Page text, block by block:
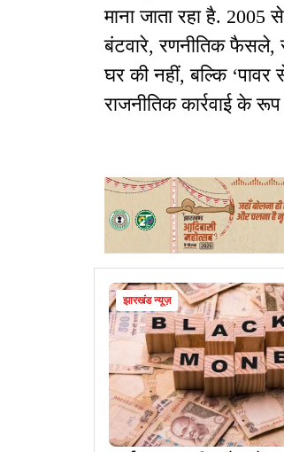
माना जाता रहा है. 2005
बंटवारे, रणनीतिक फैसले,
घर की नहीं, बल्कि
राजनीतिक कार्रवाई के
झारखंड न्यूज़